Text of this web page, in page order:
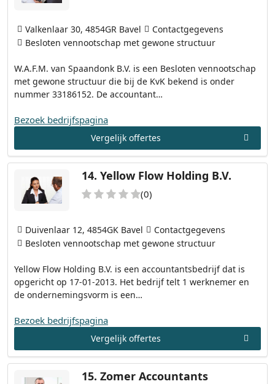
W.A.F.M. van Spaandonk B.V. is een Besloten vennootschap
met gewone structuur die bij de KvK bekend is onder
nummer 33186152. De accountant…
Valkenlaar 30, 4854GR Bavel
Contactgegevens
Besloten vennootschap met gewone structuur
Bezoek bedrijfspagina
Vergelijk offertes
14. Yellow Flow Holding B.V.
(0)
Yellow Flow Holding B.V. is een accountantsbedrijf dat is
opgericht op 17-01-2013. Het bedrijf telt 1 werknemer en
de ondernemingsvorm is een…
Duivenlaar 12, 4854GK Bavel
Contactgegevens
Besloten vennootschap met gewone structuur
Bezoek bedrijfspagina
Vergelijk offertes
15. Zomer Accountants